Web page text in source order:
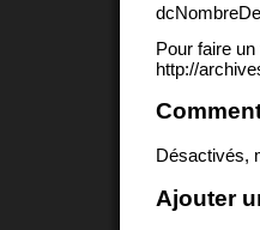
Pour faire
http://
Désactivés,
Ajouter